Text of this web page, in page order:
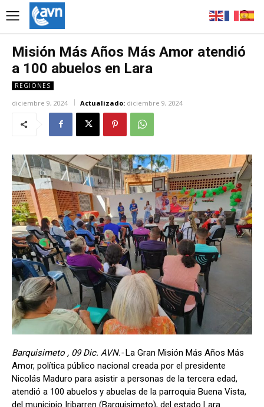
Misión Más Años Más Amor atendió
a 100 abuelos en Lara
REGIONES
diciembre 9, 2024 Actualizado: diciembre 9, 2024
Barquisimeto , 09 Dic. AVN.-La Gran Misión Más Años Más
Amor, política público nacional creada por el presidente
Nicolás Maduro para asistir a personas de la tercera edad,
atendió a 100 abuelos y abuelas de la parroquia Buena Vista,
del municipio Iribarren (Barquisimeto), del estado Lara.